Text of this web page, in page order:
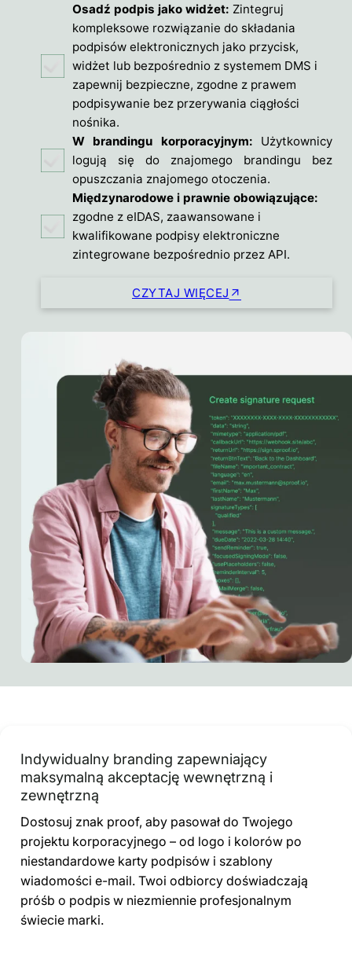
Osadź podpis jako widżet: Zintegruj
kompleksowe rozwiązanie do składania
podpisów elektronicznych jako przycisk,
widżet lub bezpośrednio z systemem DMS i
zapewnij bezpieczne, zgodne z prawem
podpisywanie bez przerywania ciągłości
nośnika.
W brandingu korporacyjnym: Użytkownicy
logują się do znajomego brandingu bez
opuszczania znajomego otoczenia.
Międzynarodowe i prawnie obowiązujące:
zgodne z eIDAS, zaawansowane i
kwalifikowane podpisy elektroniczne
zintegrowane bezpośrednio przez API.
CZYTAJ WIĘCEJ
Indywidualny branding zapewniający
maksymalną akceptację wewnętrzną i
zewnętrzną
Dostosuj znak proof, aby pasował do Twojego
projektu korporacyjnego – od logo i kolorów po
niestandardowe karty podpisów i szablony
wiadomości e-mail. Twoi odbiorcy doświadczają
próśb o podpis w niezmiennie profesjonalnym
świecie marki.